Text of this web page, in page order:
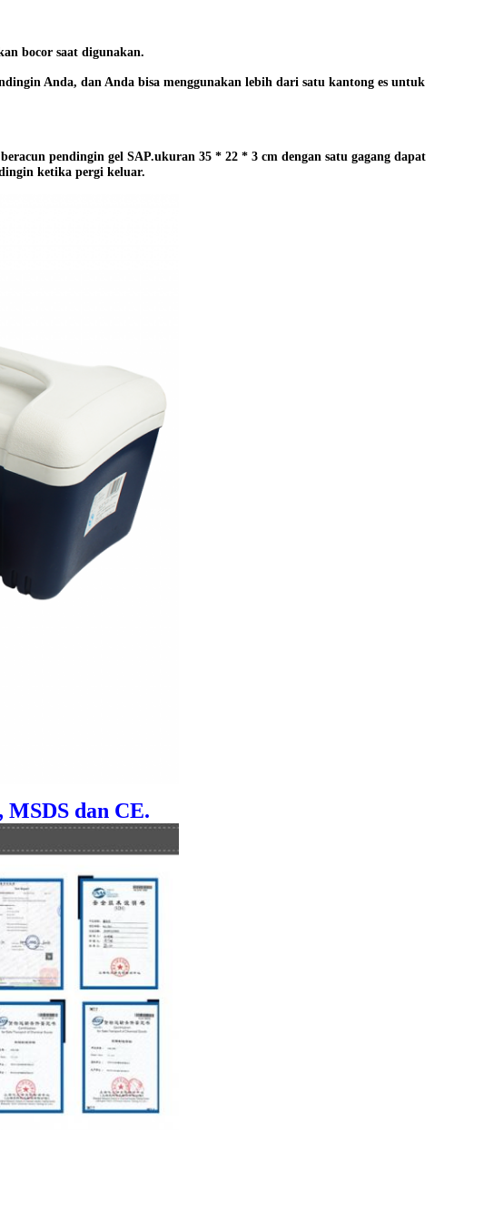
bocor saat digunakan.
Anda, dan Anda bisa menggunakan lebih dari satu kantong es untuk
pendingin gel SAP.ukuran 35 * 22 * 3 cm dengan satu gagang dapat
ketika pergi keluar.
MSDS dan CE.